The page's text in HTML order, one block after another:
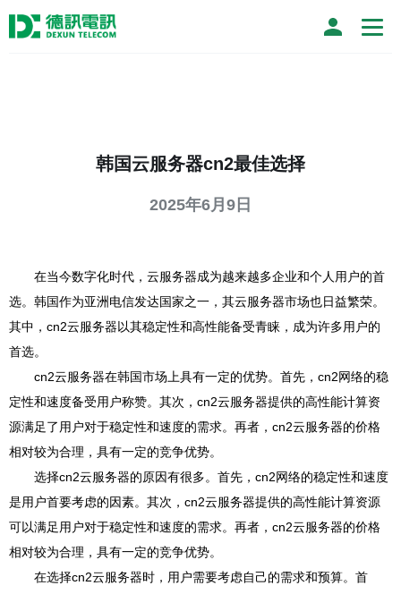
韩国云服务器cn2最佳选择
2025年6月9日
在当今数字化时代，云服务器成为越来越多企业和个人用户的首
选。韩国作为亚洲电信发达国家之一，其云服务器市场也日益繁荣。
其中，cn2云服务器以其稳定性和高性能备受青睐，成为许多用户的
首选。
cn2云服务器在韩国市场上具有一定的优势。首先，cn2网络的稳
定性和速度备受用户称赞。其次，cn2云服务器提供的高性能计算资
源满足了用户对于稳定性和速度的需求。再者，cn2云服务器的价格
相对较为合理，具有一定的竞争优势。
选择cn2云服务器的原因有很多。首先，cn2网络的稳定性和速度
是用户首要考虑的因素。其次，cn2云服务器提供的高性能计算资源
可以满足用户对于稳定性和速度的需求。再者，cn2云服务器的价格
相对较为合理，具有一定的竞争优势。
在选择cn2云服务器时，用户需要考虑自己的需求和预算。首